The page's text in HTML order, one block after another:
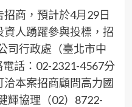
商，預計於4月29日
資人踴躍參與投標，招
司行政處（臺北市中
話：02-2321-4567分
本案招商顧問高力國
輝協理（02）8722-